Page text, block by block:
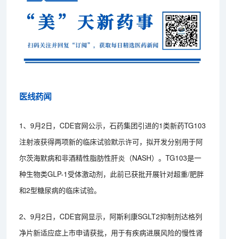
医线药闻
1、9月2日，CDE官网公示，石药集团引进的1类新药TG103
注射液获得两项新的临床试验默示许可，拟开发分别用于阿
尔茨海默病和非酒精性脂肪性肝炎（NASH）。TG103是一
种生物类GLP-1受体激动剂，此前已获批开展针对超重/肥胖
和2型糖尿病的临床试验。
2、9月2日，CDE官网显示，阿斯利康SGLT2抑制剂达格列
净片新适应症上市申请获批，用于有疾病进展风险的慢性肾